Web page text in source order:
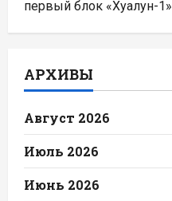
первый блок «Хуалун-1»
АРХИВЫ
Август 2026
Июль 2026
Июнь 2026